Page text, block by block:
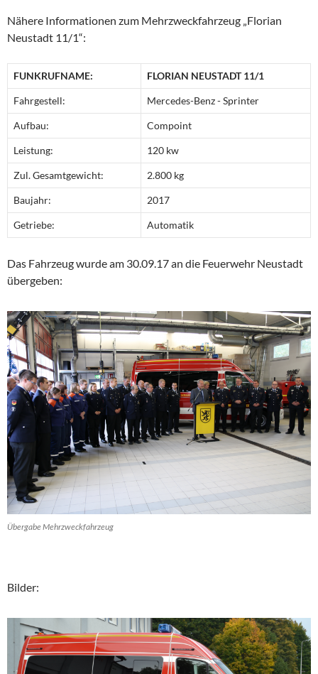
Nähere Informationen zum Mehrzweckfahrzeug „Florian
Neustadt 11/1“:
FUNKRUFNAME: FLORIAN NEUSTADT 11/1
Fahrgestell: Mercedes-Benz - Sprinter
Aufbau: Compoint
Leistung: 120 kw
Zul. Gesamtgewicht: 2.800 kg
Baujahr: 2017
Getriebe: Automatik
Das Fahrzeug wurde am 30.09.17 an die Feuerwehr Neustadt
übergeben:
Übergabe Mehrzweckfahrzeug
Bilder: